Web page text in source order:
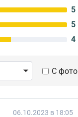
5
5
4
С фото
06.10.2023 в 18:05